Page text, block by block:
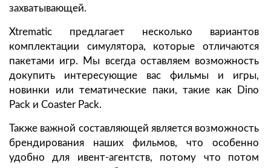
захватывающей.
Xtrematic предлагает несколько вариантов
комплектации симулятора, которые отличаются
пакетами игр. Мы всегда оставляем возможность
докупить интересующие вас фильмы и игры,
новинки или тематические паки, такие как Dino
Pack и Coaster Pack.
Также важной составляющей является возможность
брендирования наших фильмов, что особенно
удобно для ивент-агентств, потому что потом